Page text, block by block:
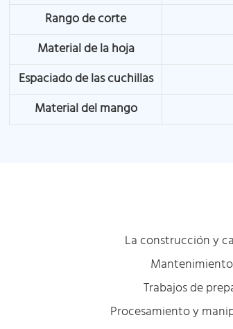
Rango de corte
Material de la hoja
Espaciado de las cuchillas
Material del mango
La construcción y
Trabajos de
Procesamiento y